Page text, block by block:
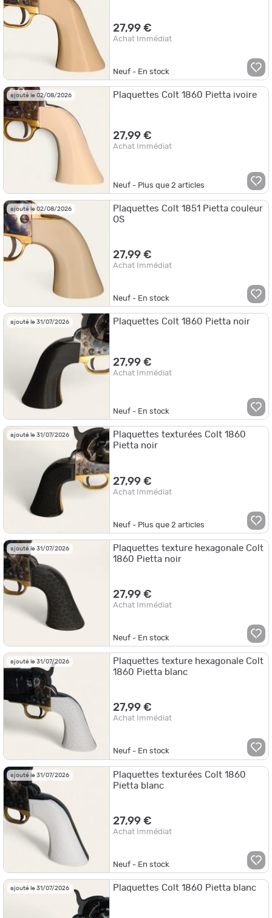
27,99 €
Achat Immédiat
Neuf - En stock
ajouté le 02/08/2026 Plaquettes Colt 1860 Pietta ivoire
27,99 €
Achat Immédiat
Neuf - Plus que2 articles
ajouté le 02/08/2026
Plaquettes Colt 1851 Pietta couleur
OS
27,99 €
Achat Immédiat
Neuf - En stock
ajouté le 31/07/2026 Plaquettes Colt 1860 Pietta noir
27,99 €
Achat Immédiat
Neuf - En stock
ajouté le 31/07/2026
Plaquettes texturées Colt 1860
Pietta noir
27,99 €
Achat Immédiat
Neuf - Plus que2 articles
ajouté le 31/07/2026
Plaquettes texture hexagonale Colt
1860 Pietta noir
27,99 €
Achat Immédiat
Neuf - En stock
ajouté le 31/07/2026
Plaquettes texture hexagonale Colt
1860 Pietta blanc
27,99 €
Achat Immédiat
Neuf - En stock
ajouté le 31/07/2026
Plaquettes texturées Colt 1860
Pietta blanc
27,99 €
Achat Immédiat
Neuf - En stock
ajouté le 31/07/2026 Plaquettes Colt 1860 Pietta blanc